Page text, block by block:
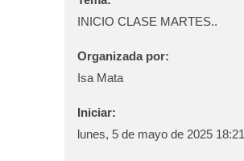
INICIO CLASE MARTES..
Organizada por:
Isa Mata
Iniciar:
lunes, 5 de mayo de 2025 18:21